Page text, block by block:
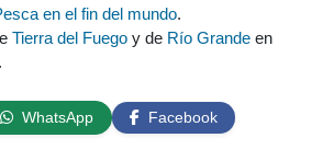
en el fin del mundo.
Tierra del Fuego y de Río Grande en
.
WhatsApp
Facebook